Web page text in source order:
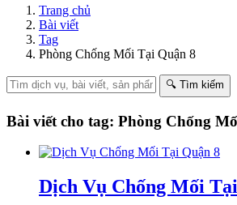
Trang chủ
Bài viết
Tag
Phòng Chống Mối Tại Quận 8
🔍 Tìm kiếm
Bài viết cho tag: Phòng Chống
Dịch Vụ Chống Mối